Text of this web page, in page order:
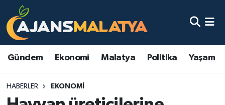
Gündem Ekonomi Malatya Politika Yaşam
HABERLER EKONOMI
Asayiş
Eğitim
Malatya Nöbetçi Eczaneler
Malatya Namaz Vakitleri